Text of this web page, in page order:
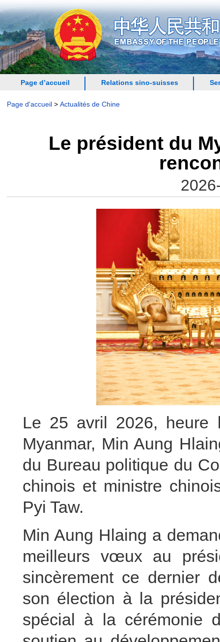
Page d’accueil Relations sino-suisses
Page d'accueil > Actualités de Chine
Le président du
Le 25 avril 2026, heure
Myanmar, Min Aung
du Bureau politique du
chinois et ministre
Pyi Taw.
Min Aung Hlaing a
meilleurs vœux au
sincèrement ce dernier
son élection à la
spécial à la cérémonie